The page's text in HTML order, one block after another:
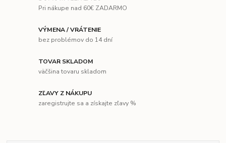
Pri nákupe nad 60€ ZADARMO
VÝMENA / VRÁTENIE
bez problémov do 14 dní
TOVAR SKLADOM
väčšina tovaru skladom
ZĽAVY Z NÁKUPU
zaregistrujte sa a získajte zľavy %